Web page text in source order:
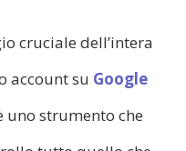
cruciale dell’intera
account su Google
uno strumento che